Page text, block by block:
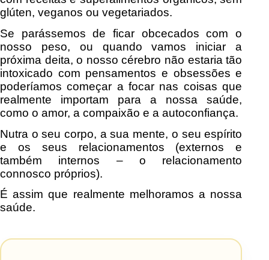
glúten, veganos ou vegetariados.
Se parássemos de ficar obcecados com o
nosso peso, ou quando vamos iniciar a
próxima deita, o nosso cérebro não estaria tão
intoxicado com pensamentos e obsessões e
poderíamos começar a focar nas coisas que
realmente importam para a nossa saúde,
como o amor, a compaixão e a autoconfiança.
Nutra o seu corpo, a sua mente, o seu espírito
e os seus relacionamentos (externos e
também internos – o relacionamento
connosco próprios).
É assim que realmente melhoramos a nossa
saúde.